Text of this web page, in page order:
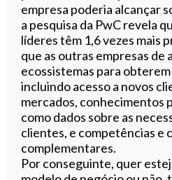
empresa poderia alcançar
a pesquisa da PwC revela
líderes têm 1,6 vezes mais
que as outras empresas de
ecossistemas para
incluindo acesso a novos
mercados, conhecimentos
como dados sobre as
clientes, e competências e
complementares.
Por conseguinte, quer